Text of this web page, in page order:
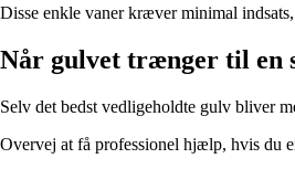
Disse enkle vaner kræver minimal
Når gulvet trænger til en
Selv det bedst vedligeholdte gulv bliver
Overvej at få professionel hjælp, hvis du